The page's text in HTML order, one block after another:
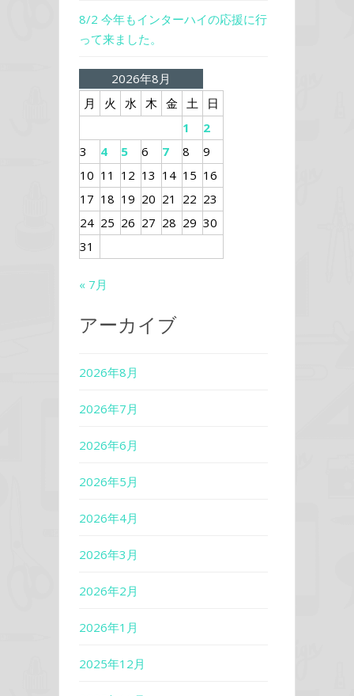
8/2 今年もインターハイの応援に行
って来ました。
2026年8月
月
火 水 木 金 土
日
1
2
3
4 5 6 7 8
9
10 11 12 13 14 15 16
17 18 19 20 21 22 23
24 25 26 27 28 29 30
31
« 7月
アーカイブ
2026年8月
2026年7月
2026年6月
2026年5月
2026年4月
2026年3月
2026年2月
2026年1月
2025年12月